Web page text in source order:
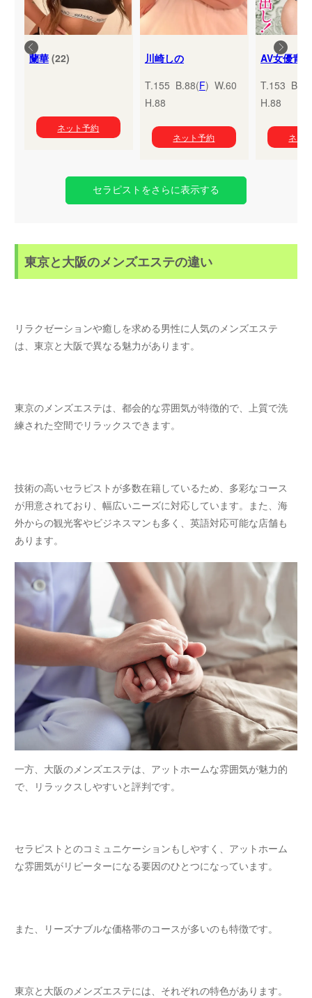
蘭華(22)
ネット予約
川崎しの
T.155 B.88(F) W.60
H.88
ネット予約
T.153
H.88
ネッ
セラピストをさらに表示する
東京と大阪のメンズエステの違い
リラクゼーションや癒しを求める男性に人気のメンズエステ
は、東京と大阪で異なる魅力があります。
東京のメンズエステは、都会的な雰囲気が特徴的で、上質で洗
練された空間でリラックスできます。
技術の高いセラピストが多数在籍しているため、多彩なコース
が用意されており、幅広いニーズに対応しています。また、海
外からの観光客やビジネスマンも多く、英語対応可能な店舗も
あります。
一方、大阪のメンズエステは、アットホームな雰囲気が魅力的
で、リラックスしやすいと評判です。
セラピストとのコミュニケーションもしやすく、アットホーム
な雰囲気がリピーターになる要因のひとつになっています。
また、リーズナブルな価格帯のコースが多いのも特徴です。
東京と大阪のメンズエステには、それぞれの特色があります。